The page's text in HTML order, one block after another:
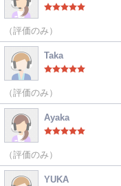
（評価のみ）
Taka
（評価のみ）
Ayaka
（評価のみ）
YUKA